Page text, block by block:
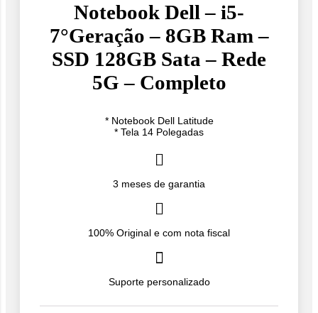
Notebook Dell – i5-
7°Geração – 8GB Ram –
SSD 128GB Sata – Rede
5G – Completo
* Notebook Dell Latitude
* Tela 14 Polegadas
3 meses de garantia
100% Original e com nota fiscal
Suporte personalizado